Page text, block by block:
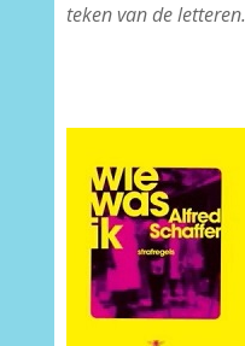
teken van de letteren.